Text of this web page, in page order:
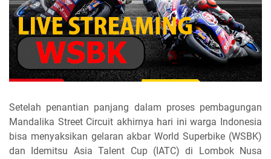
Setelah penantian panjang dalam proses pembagungan
Mandalika Street Circuit akhirnya hari ini warga Indonesia
bisa menyaksikan gelaran akbar World Superbike (WSBK)
dan Idemitsu Asia Talent Cup (IATC) di Lombok Nusa